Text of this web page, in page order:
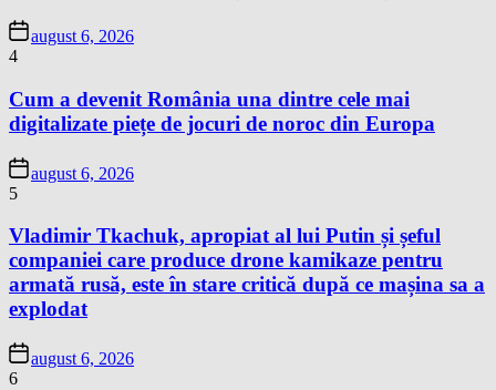
august 6, 2026
4
Cum a devenit România una dintre cele mai
digitalizate piețe de jocuri de noroc din Europa
august 6, 2026
5
Vladimir Tkachuk, apropiat al lui Putin și șeful
companiei care produce drone kamikaze pentru
armată rusă, este în stare critică după ce mașina sa a
explodat
august 6, 2026
6